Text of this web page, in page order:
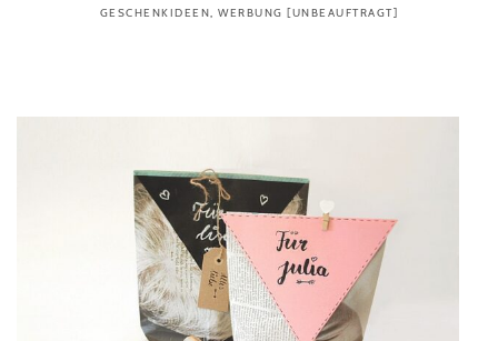
GESCHENKIDEEN,WERBUNG [UNBEAUFTRAGT]